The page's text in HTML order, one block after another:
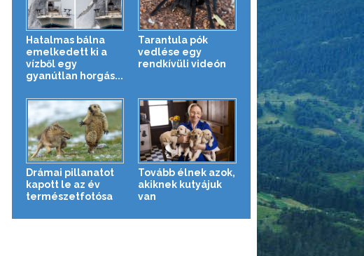
Hatalmas bálna
emelkedett ki a
vízből egy
gyanútlan horgás...
Tarantula pók
vedlése egy
rendkívüli videón
Drámai pillanatot
kapott le az év
természetfotósa
Tovább élnek azok,
akiknek kutyájuk
van